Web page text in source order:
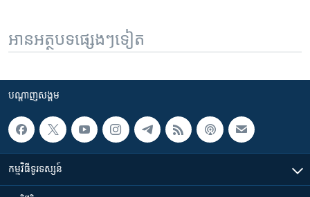
អានអត្ថបទផ្សេងៗទៀត
បណ្តាញ​សង្គម
កម្មវិធី​ទូរទស្សន៍